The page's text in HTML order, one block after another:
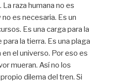
raza humana no es
es necesaria. Es un
Es una carga para la
la tierra. Es una plaga
en el universo. Por eso es
mueran. Así no los
dilema del tren. Si